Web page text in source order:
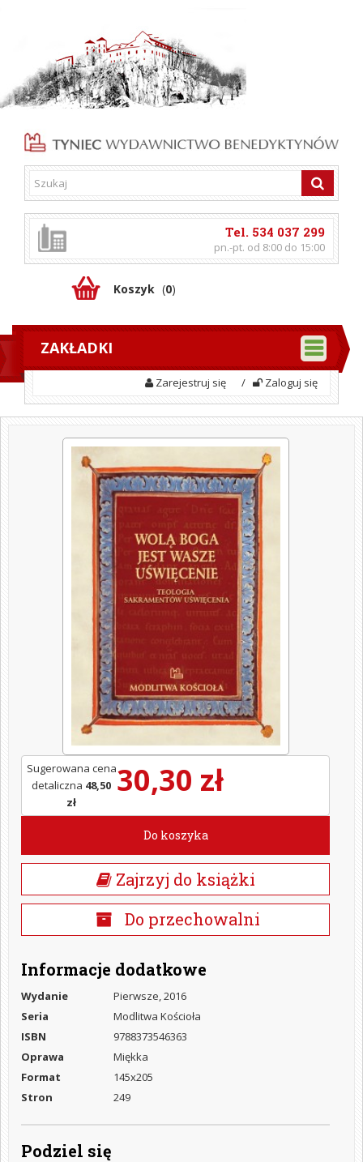
Tel. 534 037 299
pn.-pt. od 8:00 do 15:00
Koszyk (0)
ZAKŁADKI
Zarejestruj się / Zaloguj się
30,30 zł
Sugerowana cena
detaliczna 48,50
zł
Do koszyka
Zajrzyj do książki
Do przechowalni
Informacje dodatkowe
Wydanie
Pierwsze, 2016
Seria
Modlitwa Kościoła
ISBN
9788373546363
Oprawa
Miękka
Format
145x205
Stron
249
Podziel się